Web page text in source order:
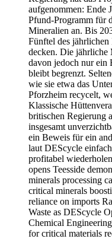
aufgenommen: Ende
Pfund-Programm für
Mineralien an. Bis
Fünftel des
decken. Die jährliche
davon jedoch nur ein
bleibt begrenzt.
wie sie etwa das
Pforzheim recycelt,
Klassische
britischen Regierung
insgesamt
ein Beweis für ein
laut DEScycle
profitabel
opens Teesside
minerals processing
critical minerals
reliance on imports
Waste as DEScycle
Chemical
for critical materials